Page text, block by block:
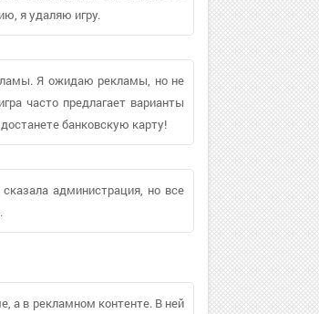
я удаляю игру.
Я ожидаю рекламы, но не
часто предлагает варианты
банковскую карту!
администрация, но все
а в рекламном контенте. В ней